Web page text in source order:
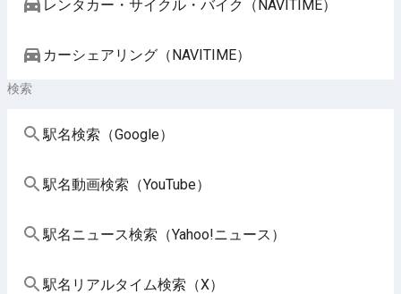
レンタカー・サイクル・バイク（NAVITIME）
カーシェアリング（NAVITIME）
検索
駅名検索（Google）
駅名動画検索（YouTube）
駅名ニュース検索（Yahoo!ニュース）
駅名リアルタイム検索（X）